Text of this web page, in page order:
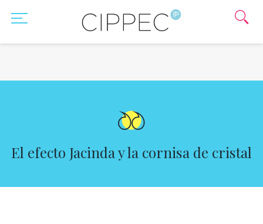
El efecto Jacinda y la cornisa de cristal